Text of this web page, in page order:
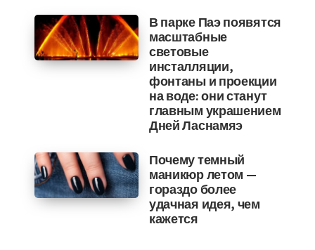
В парке Паэ появятся
масштабные
световые
инсталляции,
фонтаны и проекции
на воде: они станут
главным украшением
Дней Ласнамяэ
Почему темный
маникюр летом —
гораздо более
удачная идея, чем
кажется